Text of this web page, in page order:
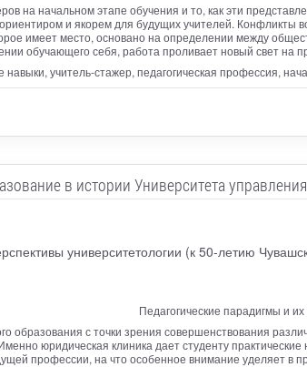
на начальном этапе обучения и то, как эти
и якорем для будущих учителей. Конфликты
имеет место, основано на определении между
обучающего себя, работа проливает новый свет на
учитель-стажер, педагогическая профессия,
в истории Университета
университетологии (к 50-летию
Педагогические парадигмы и
образования с точки зрения совершенствования
юридическая клиника дает студенту
профессии, на что особенное внимание уделяет в